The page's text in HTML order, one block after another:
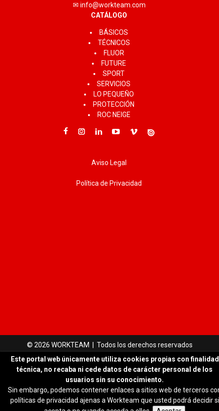
✉ info@workteam.com
CATÁLOGO
BÁSICOS
TÉCNICOS
FLUOR
FUTURE
SPORT
SERVICIOS
LO PEQUEÑO
PROTECCIÓN
ROC NEIGE
Aviso Legal
Política de Privacidad
© 2026 WORKTEAM | Todos los derechos reservados
Este portal web únicamente utiliza cookies propias con finalidad
técnica, no recaba ni cede datos de carácter personal de los
usuarios sin su conocimiento.
Sin embargo, podemos contener enlaces a sitios web de terceros
políticas de privacidad ajenas a Workteam que usted podrá decidir si